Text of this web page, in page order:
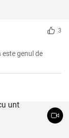
3
genul de